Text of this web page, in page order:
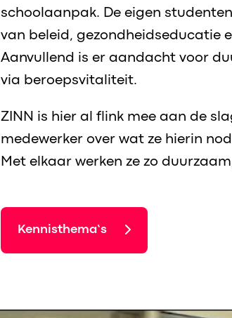
schoolaanpak. De eigen
van beleid, gezondheidseducatie
Aanvullend is er aandacht voor
via beroepsvitaliteit.
ZINN is hier al flink mee aan de
medewerker over wat ze hierin
Met elkaar werken ze zo
Kennisthema’s